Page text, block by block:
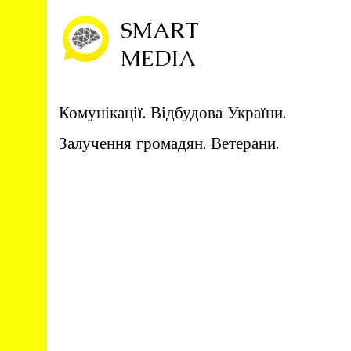
SMART
MEDIA
Комунікації. Відбудова України.
Залучення громадян. Ветерани.